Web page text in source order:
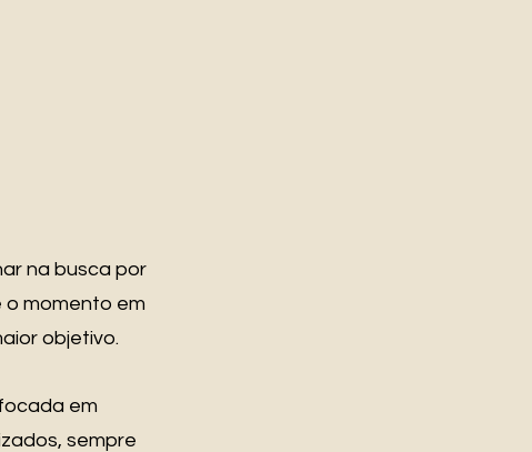
na busca por
o momento em
objetivo.
em
sempre